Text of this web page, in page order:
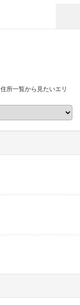
所一覧から見たいエリ